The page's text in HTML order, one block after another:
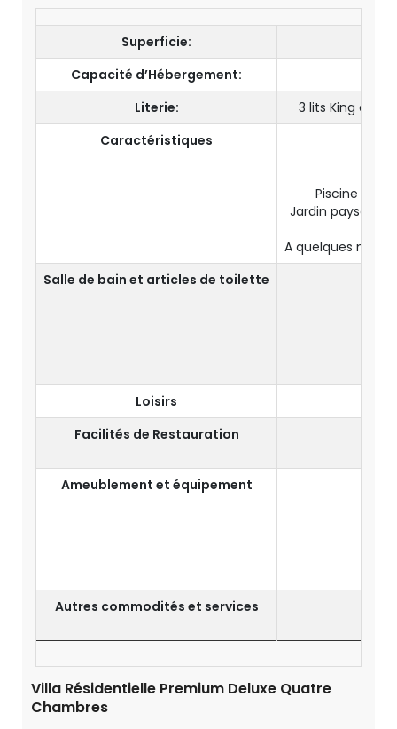
Superficie:
Capacité d’Hébergement:
Literie:
3 lits King et
Caractéristiques
Piscine
Jardin
A quelques
Salle de bain et articles de toilette
Loisirs
Facilités de Restauration
Ameublement et équipement
Autres commodités et services
Villa Résidentielle Premium Deluxe Quatre
Chambres